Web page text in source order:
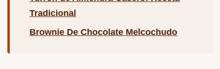
Tradicional
Brownie De Chocolate Melcochudo